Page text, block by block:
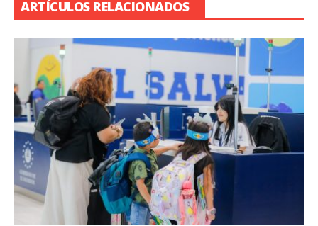
ARTÍCULOS RELACIONADOS